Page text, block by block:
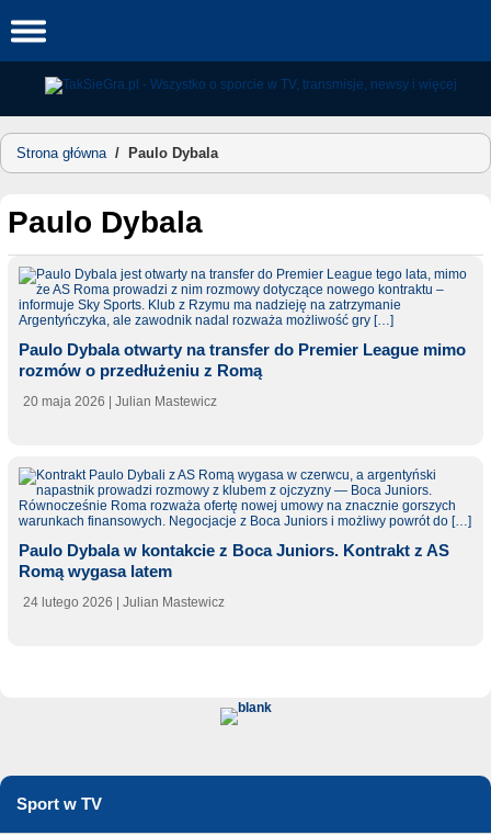
to
Strona główna/ Paulo Dybala
Paulo Dybala
Paulo Dybala otwarty na transfer do Premier League mimo
rozmów o przedłużeniu z Romą
20 maja 2026 | Julian Mastewicz
Paulo Dybala w kontakcie z Boca Juniors. Kontrakt z AS
Romą wygasa latem
24 lutego 2026 | Julian Mastewicz
Sport w TV